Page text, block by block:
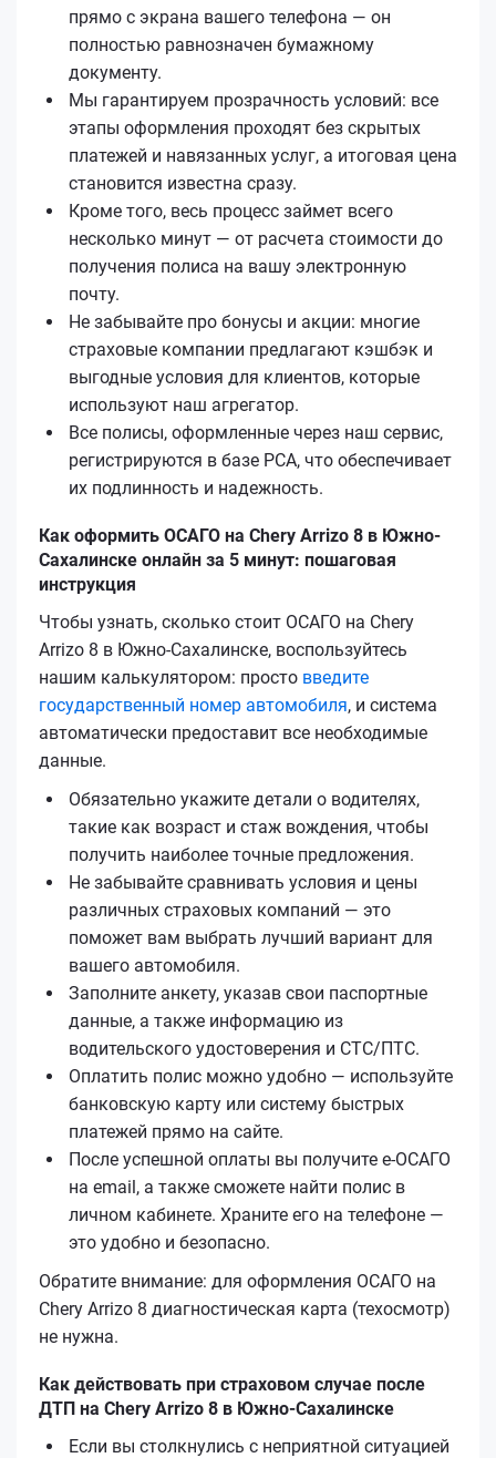
прямо с экрана вашего телефона — он
полностью равнозначен бумажному
документу.
Мы гарантируем прозрачность условий: все
этапы оформления проходят без скрытых
платежей и навязанных услуг, а итоговая цена
становится известна сразу.
Кроме того, весь процесс займет всего
несколько минут — от расчета стоимости до
получения полиса на вашу электронную
почту.
Не забывайте про бонусы и акции: многие
страховые компании предлагают кэшбэк и
выгодные условия для клиентов, которые
используют наш агрегатор.
Все полисы, оформленные через наш сервис,
регистрируются в базе РСА, что обеспечивает
их подлинность и надежность.
Как оформить ОСАГО на Chery Arrizo 8 в Южно-
Сахалинске онлайн за 5 минут: пошаговая
инструкция
Чтобы узнать, сколько стоит ОСАГО на Chery
Arrizo 8 в Южно-Сахалинске, воспользуйтесь
нашим калькулятором: просто введите
государственный номер автомобиля, и система
автоматически предоставит все необходимые
данные.
Обязательно укажите детали о водителях,
такие как возраст и стаж вождения, чтобы
получить наиболее точные предложения.
Не забывайте сравнивать условия и цены
различных страховых компаний — это
поможет вам выбрать лучший вариант для
вашего автомобиля.
Заполните анкету, указав свои паспортные
данные, а также информацию из
водительского удостоверения и СТС/ПТС.
Оплатить полис можно удобно — используйте
банковскую карту или систему быстрых
платежей прямо на сайте.
После успешной оплаты вы получите е‑ОСАГО
на email, а также сможете найти полис в
личном кабинете. Храните его на телефоне —
это удобно и безопасно.
Обратите внимание: для оформления ОСАГО на
Chery Arrizo 8 диагностическая карта (техосмотр)
не нужна.
Как действовать при страховом случае после
ДТП на Chery Arrizo 8 в Южно-Сахалинске
Если вы столкнулись с неприятной ситуацией